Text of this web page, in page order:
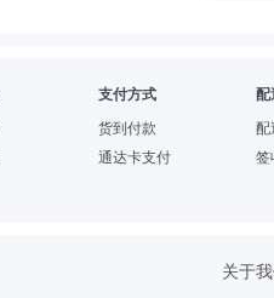
支付方式
货到付款
通达卡支付
配
配
签
关于